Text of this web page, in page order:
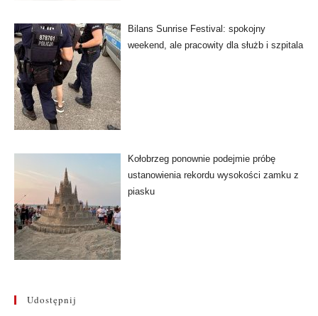
Bilans Sunrise Festival: spokojny
weekend, ale pracowity dla służb i szpitala
Kołobrzeg ponownie podejmie próbę
ustanowienia rekordu wysokości zamku z
piasku
Udostępnij